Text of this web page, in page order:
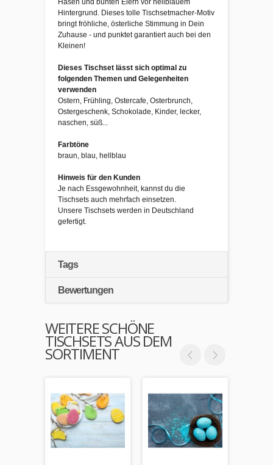
Hasen und bunten Eiern vor hellblauem
Hintergrund. Dieses tolle Tischsetmacher-Motiv
bringt fröhliche, österliche Stimmung in Dein
Zuhause - und punktet garantiert auch bei den
Kleinen!
Dieses Tischset lässt sich optimal zu
folgenden Themen und Gelegenheiten
verwenden
Ostern, Frühling, Ostercafe, Osterbrunch,
Ostergeschenk, Schokolade, Kinder, lecker,
naschen, süß...
Farbtöne
braun, blau, hellblau
Hinweis für den Kunden
Je nach Essgewohnheit, kannst du die
Tischsets auch mehrfach einsetzen.
Unsere Tischsets werden in Deutschland
gefertigt.
Tags
Bewertungen
WEITERE SCHÖNE
TISCHSETS AUS DEM
SORTIMENT